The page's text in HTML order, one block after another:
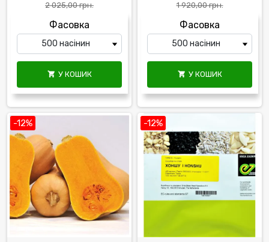
2 025,00 грн.
Фасовка
 У КОШИК
1 920,00 грн.
Фасовка
 У КОШИК
-12% -12%